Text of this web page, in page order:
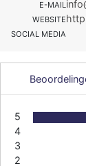
E-MAIL
WEBSITE
SOCIAL MEDIA
5
4
3
2